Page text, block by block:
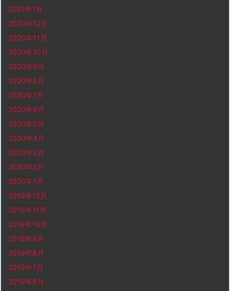
2021年1月
2020年12月
2020年11月
2020年10月
2020年9月
2020年8月
2020年7月
2020年6月
2020年5月
2020年4月
2020年3月
2020年2月
2020年1月
2019年12月
2019年11月
2019年10月
2019年9月
2019年8月
2019年7月
2019年6月